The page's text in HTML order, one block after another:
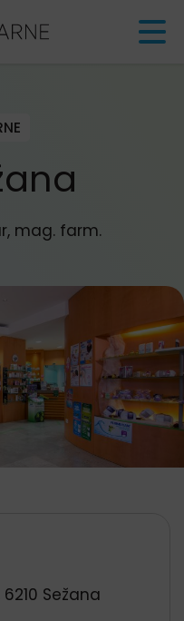
mag. farm.
Sežana